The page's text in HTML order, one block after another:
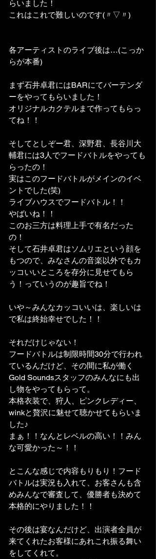
らいました！
これはこれで難しいのです(〃▽〃)
各アーティストのライブ後は…(こっか
らが本番)
まず石井卓君にはBARにてバーテンダ
ーをやってもらいました！
オリジナルカクテルまで作ってもらっ
てね！！
そしてとしぞー君、深野君、長谷川大
輔君には3人でフードバトルをやっても
らったの！
実はこのフードバトルがメインのイベ
ントでした(笑)
ライブハウスでフードバトル！！
やばいね！！
このお三方は料理上手で有名だった
の！
そして石井卓君はソムリエという顔を
もつので、みなさんの音楽以外でもカ
ッコいいところを存分に見せてもら
う！っていうのが趣旨でね！
いや～みんなカッコいいは、楽しいは
で私は終始幸せでした！！
それだけじゃない！
フードバトルは制限時間30分で行われ
ているんだけど、その間に私が働く
Gold Soundsスタッフのみんなにも出
し物をやってもらって。
本格衣装で、狩人、ピンクレディー、
winkと贅沢に魅せて聴かせてもらいま
した♪
まぁ！！なんとレベルの高い！！みん
な可愛かった～！！
とこんな感じで内容もりもり！フード
バトルは実況も入れて、お客さんも含
めみんなで審査して、優勝者も決めて
本格的にやりました！！
その後は宴なんだけど、出演者全員が
来てくれたお客様にあれこれ振る舞い
をしてくれて。